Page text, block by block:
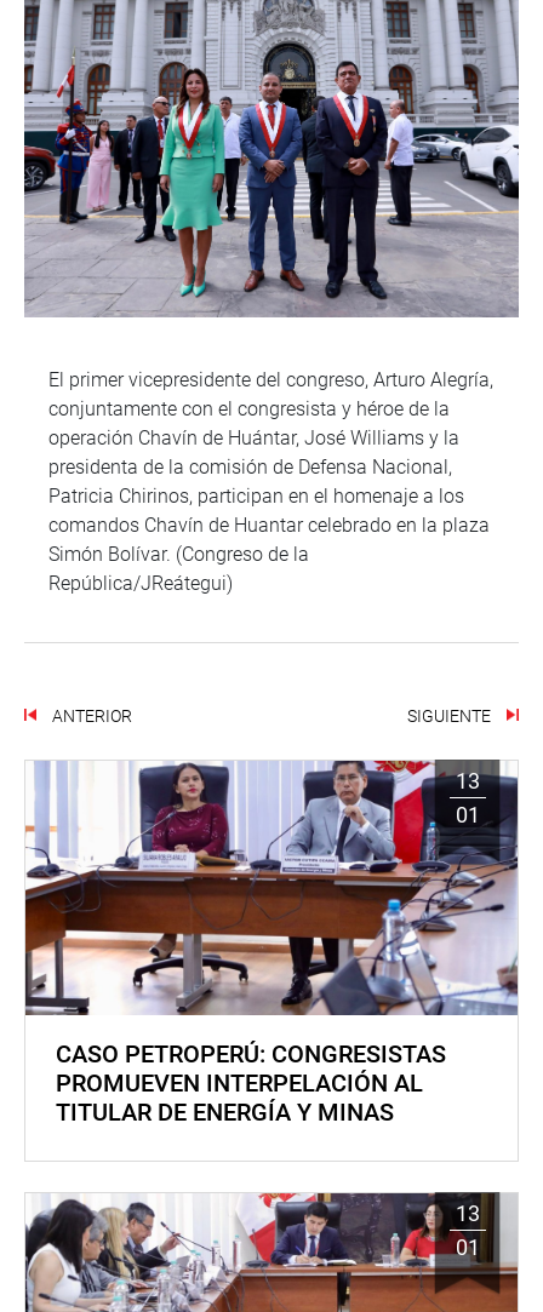
El primer vicepresidente del congreso, Arturo Alegría,
conjuntamente con el congresista y héroe de la
operación Chavín de Huántar, José Williams y la
presidenta de la comisión de Defensa Nacional,
Patricia Chirinos, participan en el homenaje a los
comandos Chavín de Huantar celebrado en la plaza
Simón Bolívar. (Congreso de la
República/JReátegui)
ANTERIOR SIGUIENTE
13
01
CASO PETROPERÚ: CONGRESISTAS
PROMUEVEN INTERPELACIÓN AL
TITULAR DE ENERGÍA Y MINAS
13
01